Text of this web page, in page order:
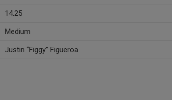
14.25
Medium
Justin “Figgy” Figueroa